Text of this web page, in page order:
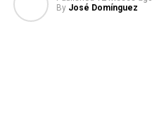
By José Domínguez